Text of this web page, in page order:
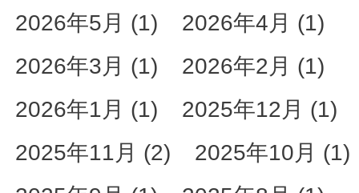
2026年5月 (1)
2026年4月 (1)
2026年3月 (1)
2026年2月 (1)
2026年1月 (1)
2025年12月 (1)
2025年11月 (2)
2025年10月 (1)